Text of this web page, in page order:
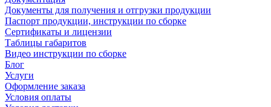
Документы для получения и отгрузки продукции
Паспорт продукции, инструкции по сборке
Сертификаты и лицензии
Таблицы габаритов
Видео инструкции по сборке
Блог
Услуги
Оформление заказа
Условия оплаты